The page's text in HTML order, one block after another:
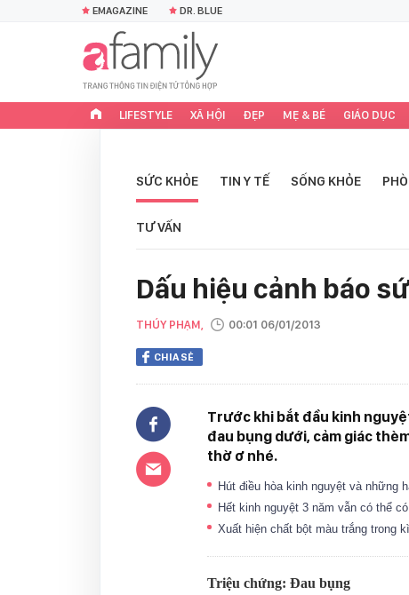
EMAGAZINE DR. BLUE
LIFESTYLE XÃ HỘI ĐẸP MẸ & BÉ GIÁO DỤC
SỨC KHỎE TIN Y TẾ SỐNG KHỎE
TƯ VẤN
Dấu hiệu cảnh báo
THÚY PHẠM, 00:01 06/01/2013
CHIA SẺ
Trước khi bắt đầu kinh
đau bụng dưới, cảm giác
thờ ơ nhé.
Hút điều hòa kinh nguyệt và những
Hết kinh nguyệt 3 năm vẫn có thể
Xuất hiện chất bột màu trắng trong
Triệu chứng: Đau bụng